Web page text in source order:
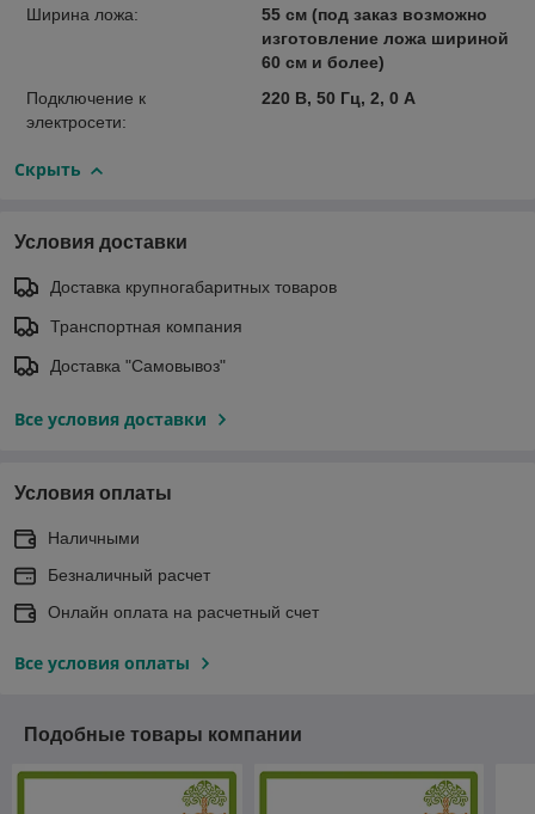
Ширина ложа:
55 см (под заказ возможно
изготовление ложа шириной
60 см и более)
Подключение к
электросети:
220 В, 50 Гц, 2, 0 А
Скрыть
Условия доставки
Доставка крупногабаритных товаров
Транспортная компания
Доставка "Самовывоз"
Все условия доставки
Условия оплаты
Наличными
Безналичный расчет
Онлайн оплата на расчетный счет
Все условия оплаты
Подобные товары компании